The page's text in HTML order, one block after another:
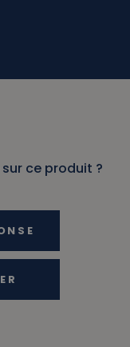
ce produit ?